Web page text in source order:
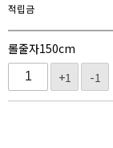
적립금
롤줄자150cm
+1
-1